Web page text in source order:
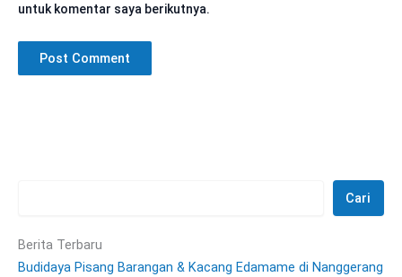
untuk komentar saya berikutnya.
Cari
Berita Terbaru
Budidaya Pisang Barangan & Kacang Edamame di Nanggerang